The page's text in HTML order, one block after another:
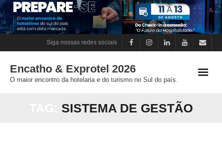
Skip
to
content
Siga nossas redes sociais
Encatho & Exprotel 2026
O maior encontro da hotelaria e do turismo no Sul do país.
TAG: SISTEMA DE GESTÃO